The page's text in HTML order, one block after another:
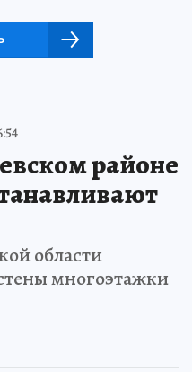
районе
области
многоэтажки